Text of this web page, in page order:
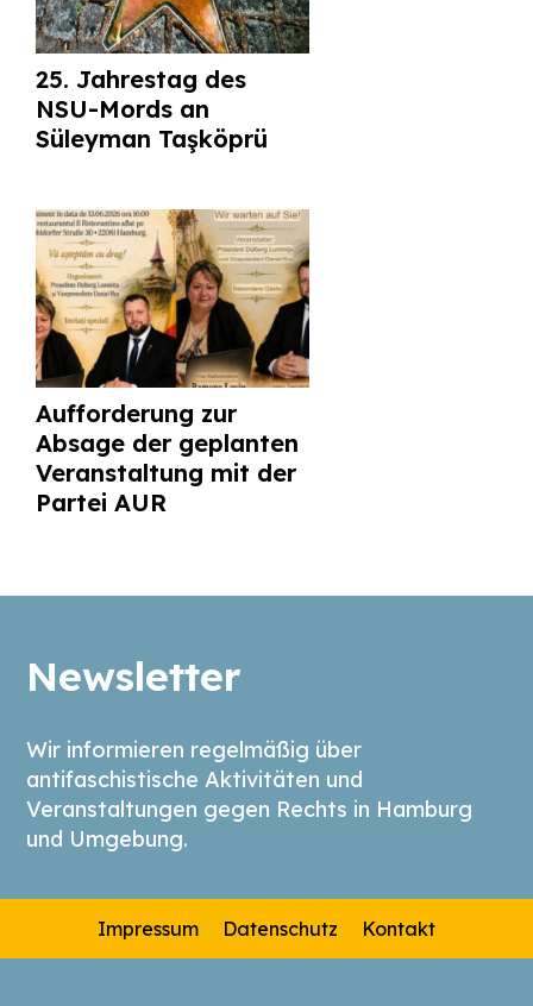
25. Jahrestag des
NSU-Mords an
Süleyman Taşköprü
Aufforderung zur
Absage der geplanten
Veranstaltung mit der
Partei AUR
Newsletter
Wir informieren regelmäßig über
antifaschistische Aktivitäten und
Veranstaltungen gegen Rechts in Hamburg
und Umgebung.
Impressum Datenschutz Kontakt